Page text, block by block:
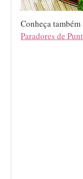
Conheça
Paradores de